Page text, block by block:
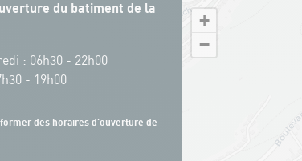
du batiment de la
: 06h30 - 22h00
- 19h00
des horaires d'ouverture de
+
−